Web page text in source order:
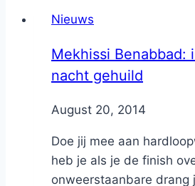
Nieuws
Mekhissi Benabbad:
nacht gehuild
ByNicole
August 20, 2014
Doe jij mee aan
heb je als je de finish
onweerstaanbare drang